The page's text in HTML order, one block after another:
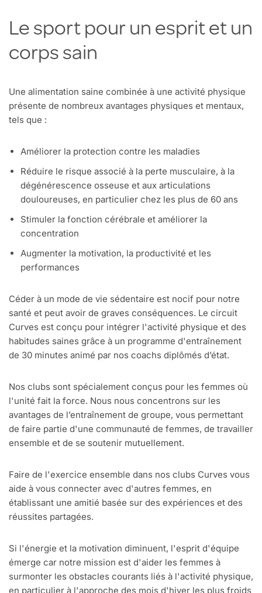
Le sport pour un esprit et un
corps sain
Une alimentation saine combinée à une activité physique
présente de nombreux avantages physiques et mentaux,
tels que :
Améliorer la protection contre les maladies
Réduire le risque associé à la perte musculaire, à la
dégénérescence osseuse et aux articulations
douloureuses, en particulier chez les plus de 60 ans
Stimuler la fonction cérébrale et améliorer la
concentration
Augmenter la motivation, la productivité et les
performances
Céder à un mode de vie sédentaire est nocif pour notre
santé et peut avoir de graves conséquences. Le circuit
Curves est conçu pour intégrer l'activité physique et des
habitudes saines grâce à un programme d'entraînement
de 30 minutes animé par nos coachs diplômés d’état.
Nos clubs sont spécialement conçus pour les femmes où
l'unité fait la force. Nous nous concentrons sur les
avantages de l’entraînement de groupe, vous permettant
de faire partie d'une communauté de femmes, de travailler
ensemble et de se soutenir mutuellement.
Faire de l'exercice ensemble dans nos clubs Curves vous
aide à vous connecter avec d'autres femmes, en
établissant une amitié basée sur des expériences et des
réussites partagées.
Si l'énergie et la motivation diminuent, l'esprit d'équipe
émerge car notre mission est d'aider les femmes à
surmonter les obstacles courants liés à l'activité physique,
en particulier à l'approche des mois d'hiver les plus froids